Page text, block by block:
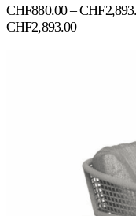
CHF880.00 –CHF
CHF2,893.00